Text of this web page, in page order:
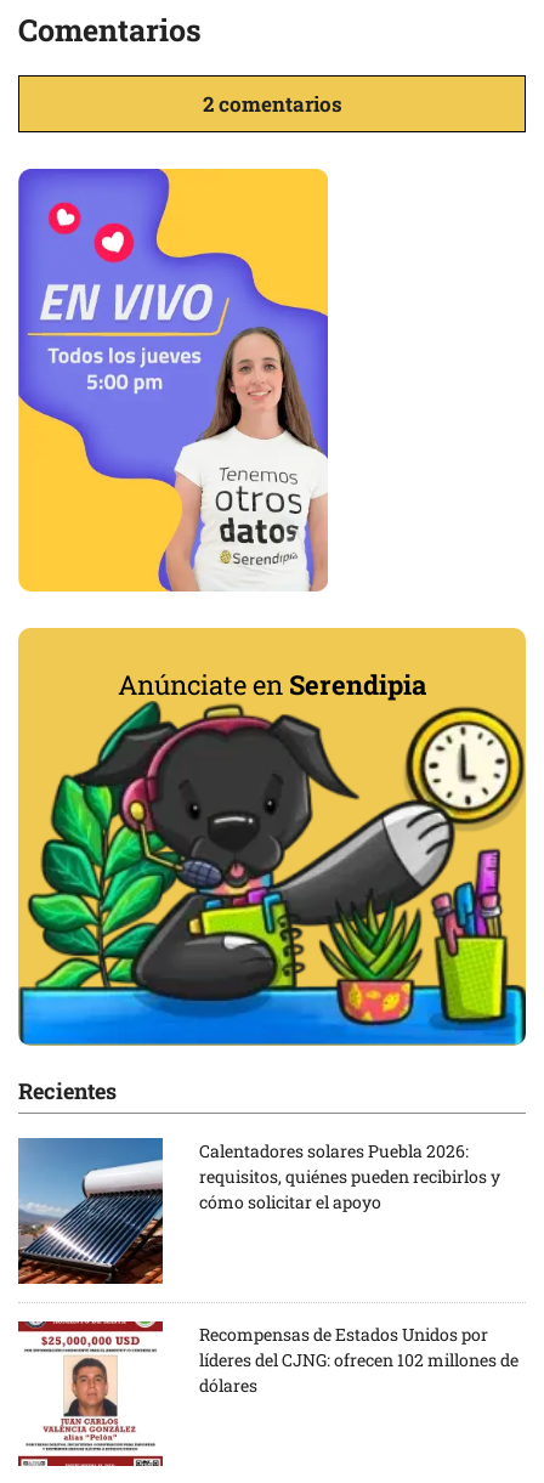
Comentarios
2 comentarios
Anúnciate en Serendipia
Recientes
Calentadores solares Puebla 2026:
requisitos, quiénes pueden recibirlos y
cómo solicitar el apoyo
Recompensas de Estados Unidos por
líderes del CJNG: ofrecen 102 millones de
dólares